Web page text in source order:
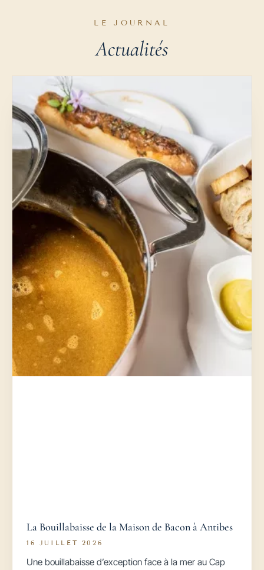
LE JOURNAL
Actualités
La Bouillabaisse de la Maison de Bacon à Antibes
16 JUILLET 2026
Une bouillabaisse d’exception face à la mer au Cap